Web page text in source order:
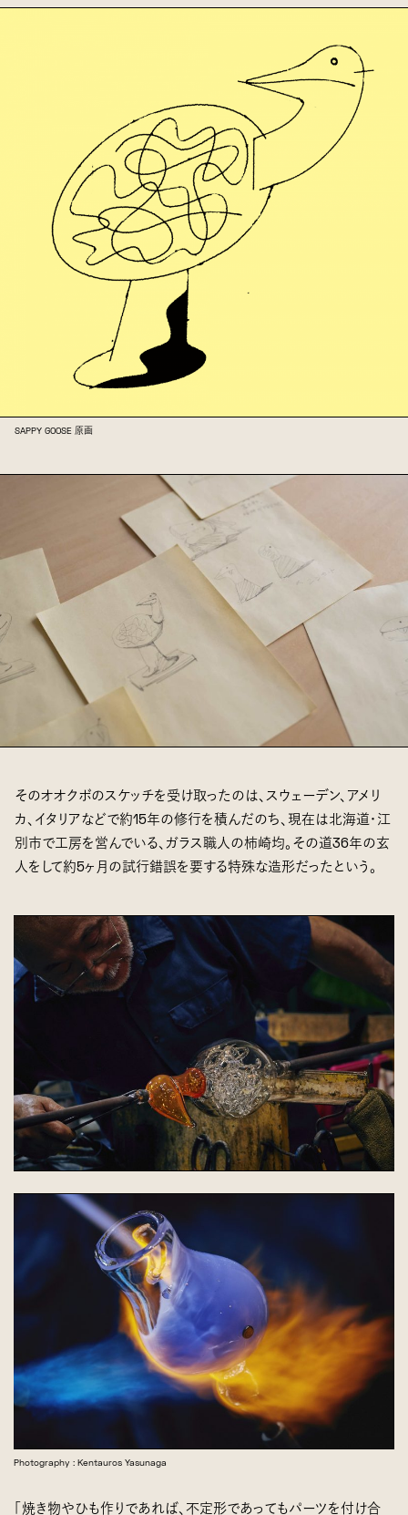
SAPPY GOOSE 原画
そのオオクボのスケッチを受け取ったのは、スウェーデン、アメリ
カ、イタリアなどで約15年の修行を積んだのち、現在は北海道・江
別市で工房を営んでいる、ガラス職人の柿崎均。その道36年の玄
人をして約5ヶ月の試行錯誤を要する特殊な造形だったという。
Photography : Kentauros Yasunaga
「焼き物やひも作りであれば、不定形であってもパーツを付け合